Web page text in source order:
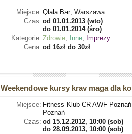
Miejsce: Qlala Bar, Warszawa
Czas: od 01.01.2013 (wto)
do 01.01.2014 (śro)
Kategorie: Zdrowie, Inne, Imprezy
Cena: od 16zł do 30zł
Weekendowe kursy krav maga dla
Miejsce: Fitness Klub CR AWF Poznań
Poznań
Czas: od 15.12.2012, 10:00 (sob)
do 28.09.2013, 10:00 (sob)